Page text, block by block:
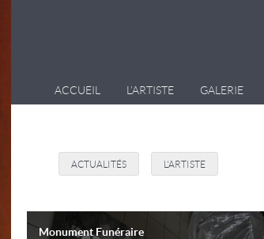
ACCUEIL L’ARTISTE GALERIE
ACTUALITÉS L'ARTISTE
Monument Funéraire